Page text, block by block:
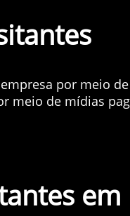
por meio de
meio de mídias
em